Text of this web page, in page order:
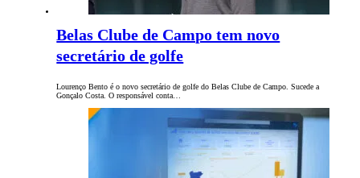
Belas Clube de Campo tem novo
secretário de golfe
Lourenço Bento é o novo secretário de golfe do Belas Clube de Campo. Sucede a
Gonçalo Costa. O responsável conta…